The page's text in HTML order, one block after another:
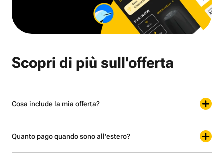
Scopri di più sull'offerta
Cosa include la mia offerta?
Quanto pago quando sono all'estero?